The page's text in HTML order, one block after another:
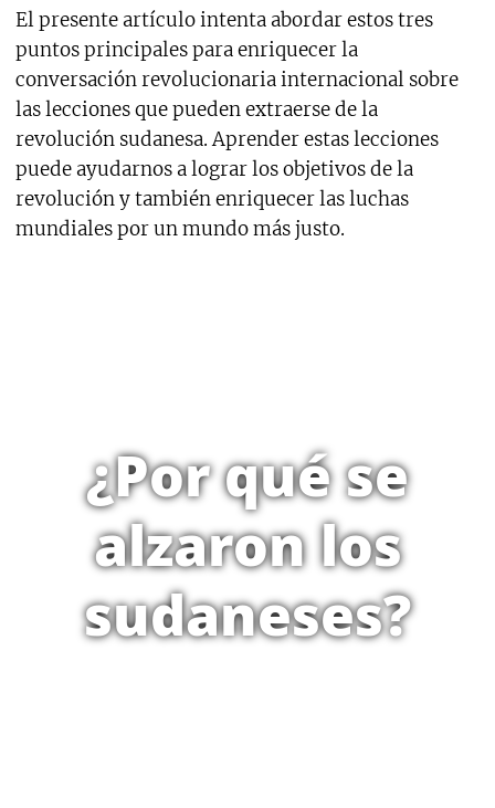
El presente artículo intenta abordar estos tres
puntos principales para enriquecer la
conversación revolucionaria internacional sobre
las lecciones que pueden extraerse de la
revolución sudanesa. Aprender estas lecciones
puede ayudarnos a lograr los objetivos de la
revolución y también enriquecer las luchas
mundiales por un mundo más justo.
¿Por qué se
alzaron los
sudaneses?